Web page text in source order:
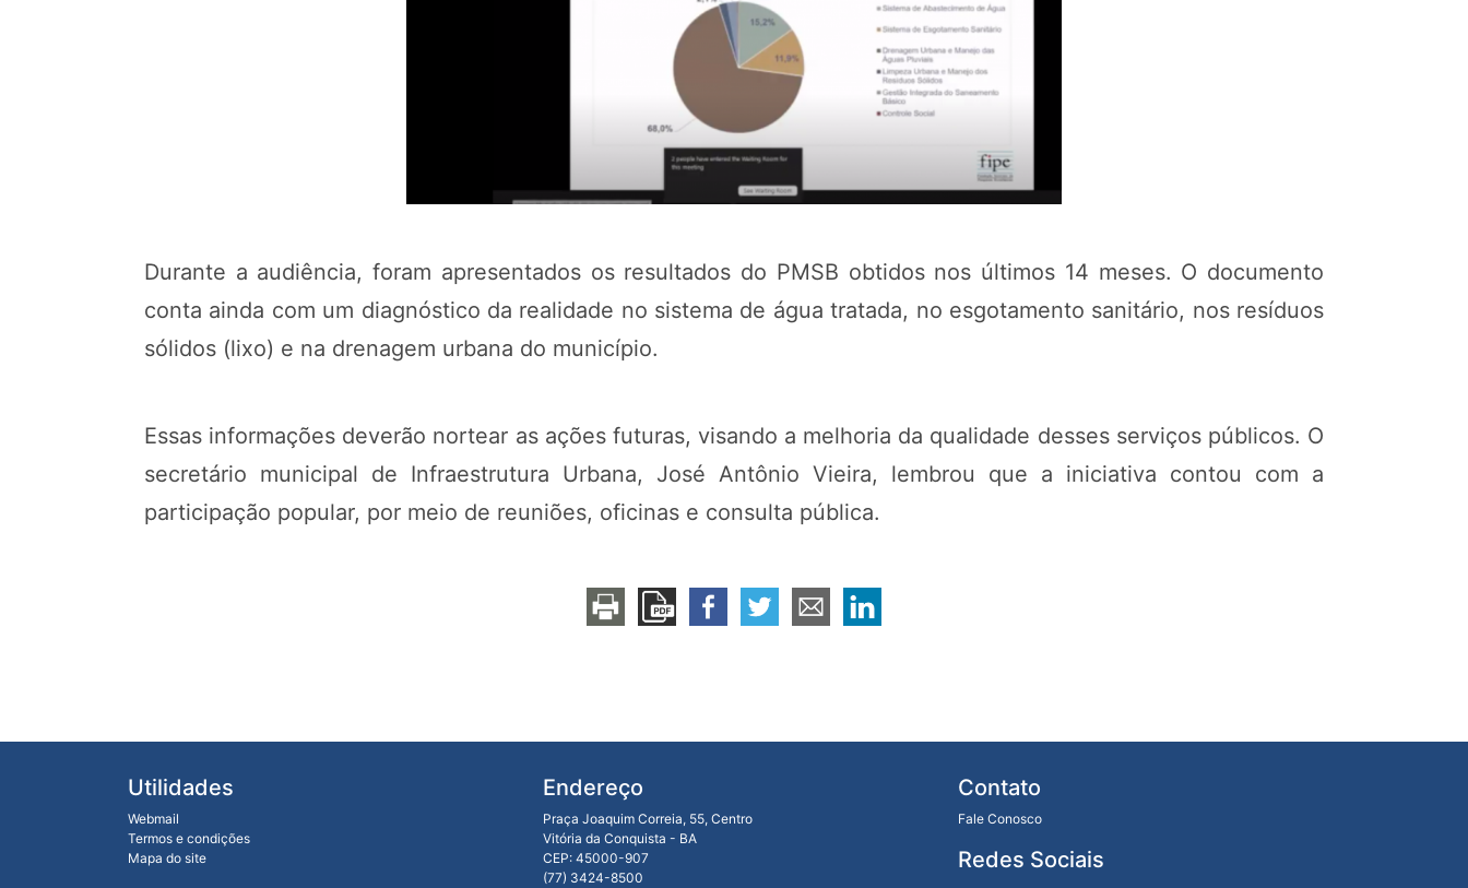
Durante a audiência, foram apresentados os resultados do PMSB obtidos nos últimos 14 meses. O documento
conta ainda com um diagnóstico da realidade no sistema de água tratada, no esgotamento sanitário, nos resíduos
sólidos (lixo) e na drenagem urbana do município.
Essas informações deverão nortear as ações futuras, visando a melhoria da qualidade desses serviços públicos. O
secretário municipal de Infraestrutura Urbana, José Antônio Vieira, lembrou que a iniciativa contou com a
participação popular, por meio de reuniões, oficinas e consulta pública.
Utilidades
Webmail
Termos e condições
Mapa do site
Endereço
Praça Joaquim Correia, 55, Centro
Vitória da Conquista - BA
CEP: 45000-907
(77) 3424-8500
Contato
Fale Conosco
Redes Sociais